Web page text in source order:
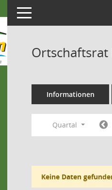
Toggle navigation
Informationen
Quartal
Keine Daten